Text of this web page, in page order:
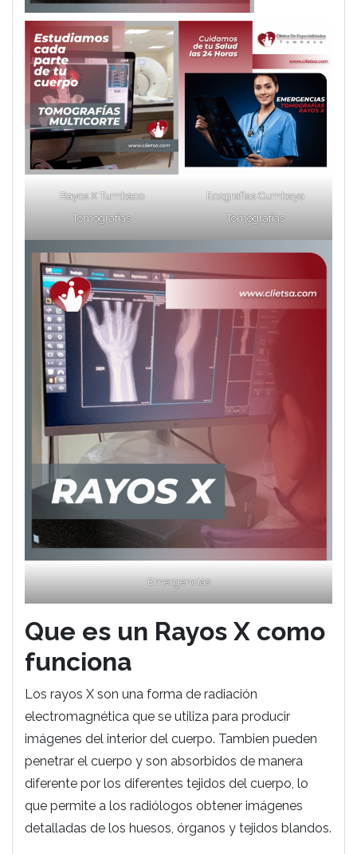
Rayos X Tumbaco
Tomografías
Ecografías Cumbaya
Tomografías
Emergencias
Que es un Rayos X como
funciona
Los rayos X son una forma de radiación
electromagnética que se utiliza para producir
imágenes del interior del cuerpo. Tambien pueden
penetrar el cuerpo y son absorbidos de manera
diferente por los diferentes tejidos del cuerpo, lo
que permite a los radiólogos obtener imágenes
detalladas de los huesos, órganos y tejidos blandos.